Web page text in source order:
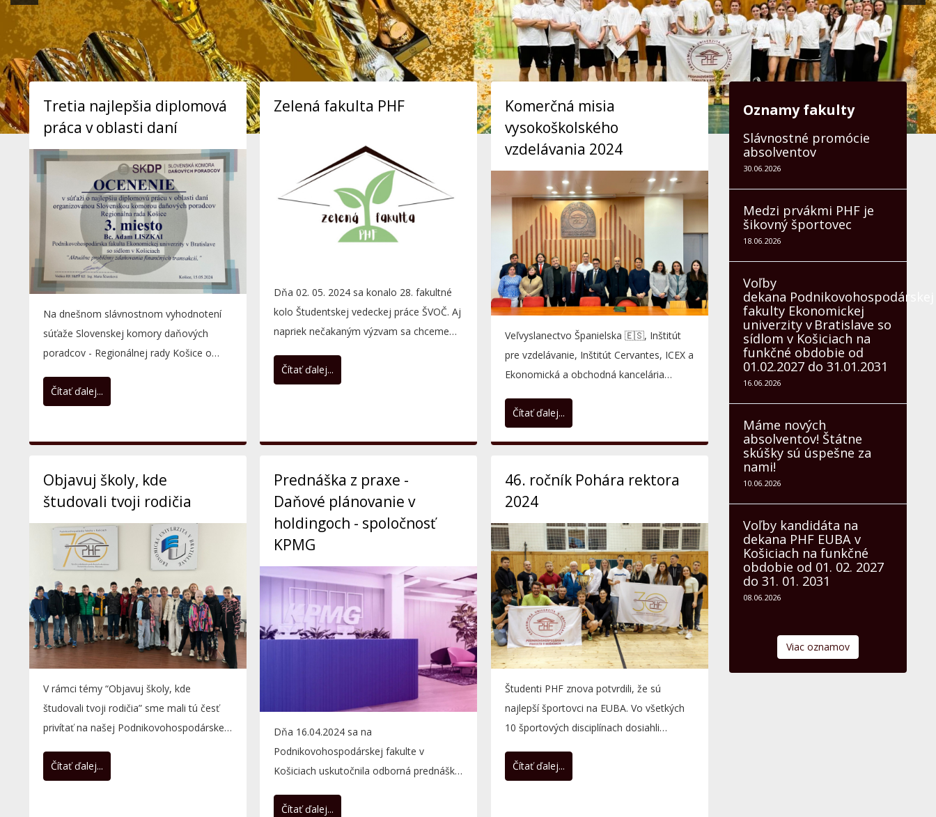
Tretia najlepšia diplomová
práca v oblasti daní
Na dnešnom slávnostnom vyhodnotení
súťaže Slovenskej komory daňových
poradcov - Regionálnej rady Košice o
Čítať ďalej...
Zelená fakulta PHF
Dňa 02. 05. 2024 sa konalo 28. fakultné
kolo Študentskej vedeckej práce ŠVOČ. Aj
napriek nečakaným výzvam sa chceme
Čítať ďalej...
Komerčná misia
vysokoškolského
vzdelávania 2024
Veľvyslanectvo Španielska 🇪🇸, Inštitút
pre vzdelávanie, Inštitút Cervantes, ICEX a
Ekonomická a obchodná kancelária
Čítať ďalej...
Objavuj školy, kde
študovali tvoji rodičia
V rámci témy “Objavuj školy, kde
študovali tvoji rodičia” sme mali tú česť
privítať na našej Podnikovohospodárskej
Čítať ďalej...
Prednáška z praxe -
Daňové plánovanie v
holdingoch - spoločnosť
KPMG
Dňa 16.04.2024 sa na
Podnikovohospodárskej fakulte v
Košiciach uskutočnila odborná prednáška
na...
Čítať ďalej...
46. ročník Pohára rektora
2024
Študenti PHF znova potvrdili, že sú
najlepší športovci na EUBA. Vo všetkých
10 športových disciplínach dosiahli
Čítať ďalej...
Oznamy fakulty
Slávnostné promócie
absolventov
30.06.2026
Medzi prvákmi PHF je
šikovný športovec
18.06.2026
Voľby
dekana Podnikovohospodárskej
fakulty Ekonomickej
univerzity v Bratislave so
sídlom v Košiciach na
funkčné obdobie od
01.02.2027 do 31.01.2031
16.06.2026
Máme nových
absolventov! Štátne
skúšky sú úspešne za
nami!
10.06.2026
Voľby kandidáta na
dekana PHF EUBA v
Košiciach na funkčné
obdobie od 01. 02. 2027
do 31. 01. 2031
08.06.2026
Viac oznamov